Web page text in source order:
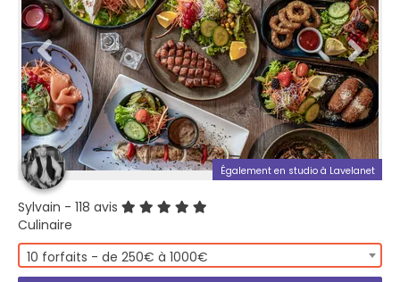
Également en studio à Lavelanet
Sylvain - 118 avis
Culinaire
10 forfaits - de 250€ à 1000€